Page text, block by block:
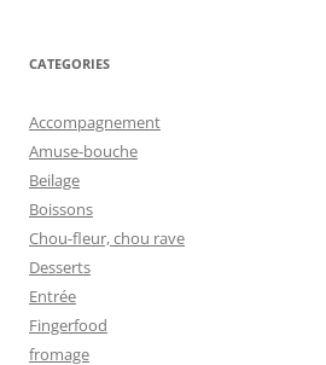
CATEGORIES
Accompagnement
Amuse-bouche
Beilage
Boissons
Chou-fleur, chou rave
Desserts
Entrée
Fingerfood
fromage